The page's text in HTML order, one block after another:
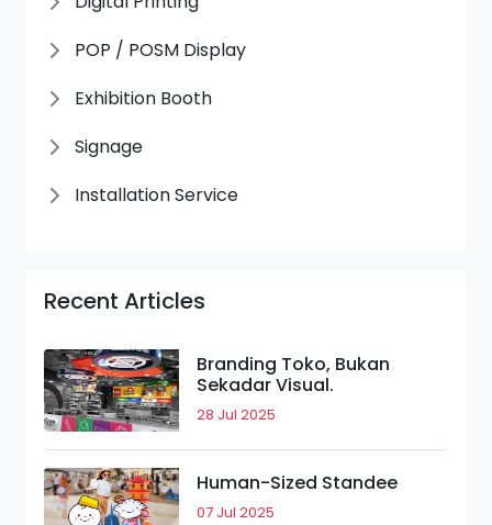
POP / POSM Display
Exhibition Booth
Signage
Installation Service
Recent Articles
Branding Toko, Bukan
Sekadar Visual.
28 Jul 2025
Human-Sized Standee
07 Jul 2025